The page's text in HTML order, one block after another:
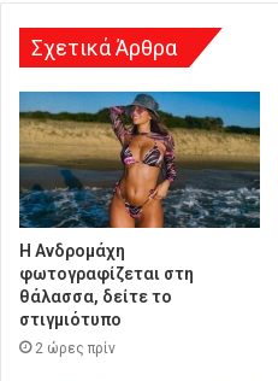
Σχετικά Άρθρα
Η Ανδρομάχη
φωτογραφίζεται στη
θάλασσα, δείτε το
στιγμιότυπο
2 ώρες πρίν